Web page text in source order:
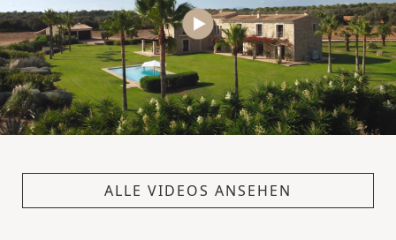
ALLE VIDEOS ANSEHEN